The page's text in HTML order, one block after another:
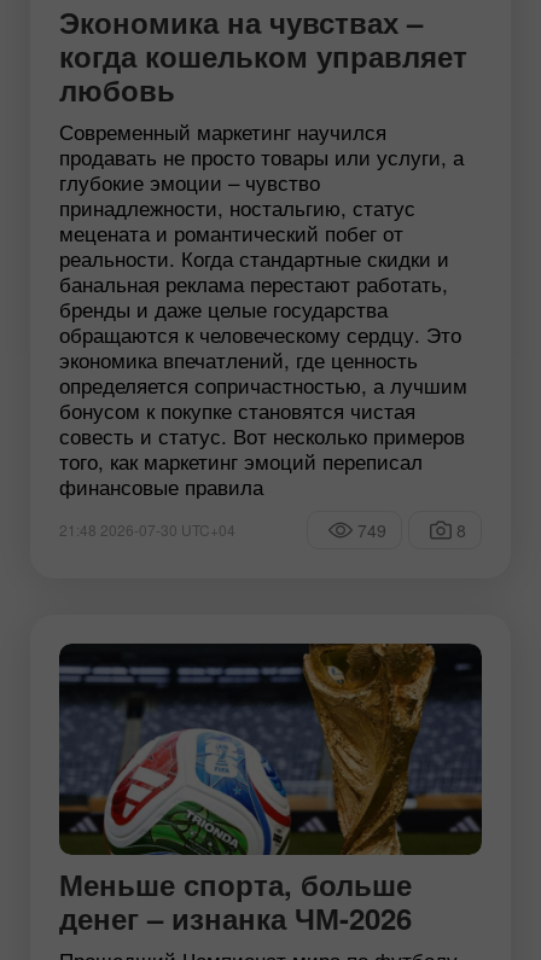
Экономика на чувствах –
когда кошельком управляет
любовь
Современный маркетинг научился
продавать не просто товары или услуги, а
глубокие эмоции – чувство
принадлежности, ностальгию, статус
мецената и романтический побег от
реальности. Когда стандартные скидки и
банальная реклама перестают работать,
бренды и даже целые государства
обращаются к человеческому сердцу. Это
экономика впечатлений, где ценность
определяется сопричастностью, а лучшим
бонусом к покупке становятся чистая
совесть и статус. Вот несколько примеров
того, как маркетинг эмоций переписал
финансовые правила
21:48 2026-07-30 UTC+04 749 8
Меньше спорта, больше
денег – изнанка ЧМ-2026